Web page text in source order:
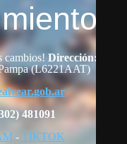
cambios! Dirección:
(L6221AAT)
481091
- TIKTOK